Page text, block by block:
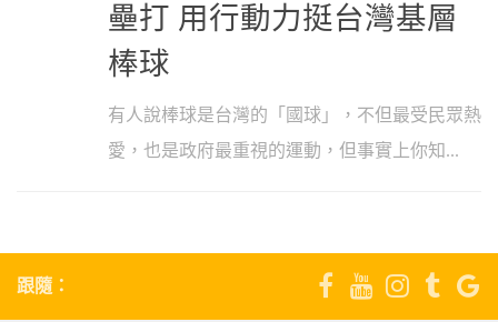
壘打 用行動力挺台灣基層
棒球
有人說棒球是台灣的「國球」，不但最受民眾熱
愛，也是政府最重視的運動，但事實上你知...
跟隨：